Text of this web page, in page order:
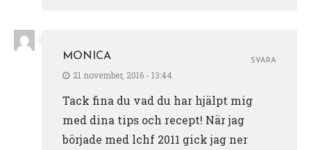
MONICA
21 november, 2016 - 13:44
Tack fina du vad du har hjälpt mig
med dina tips och recept! När jag
började med lchf 2011 gick jag ner
SVARA